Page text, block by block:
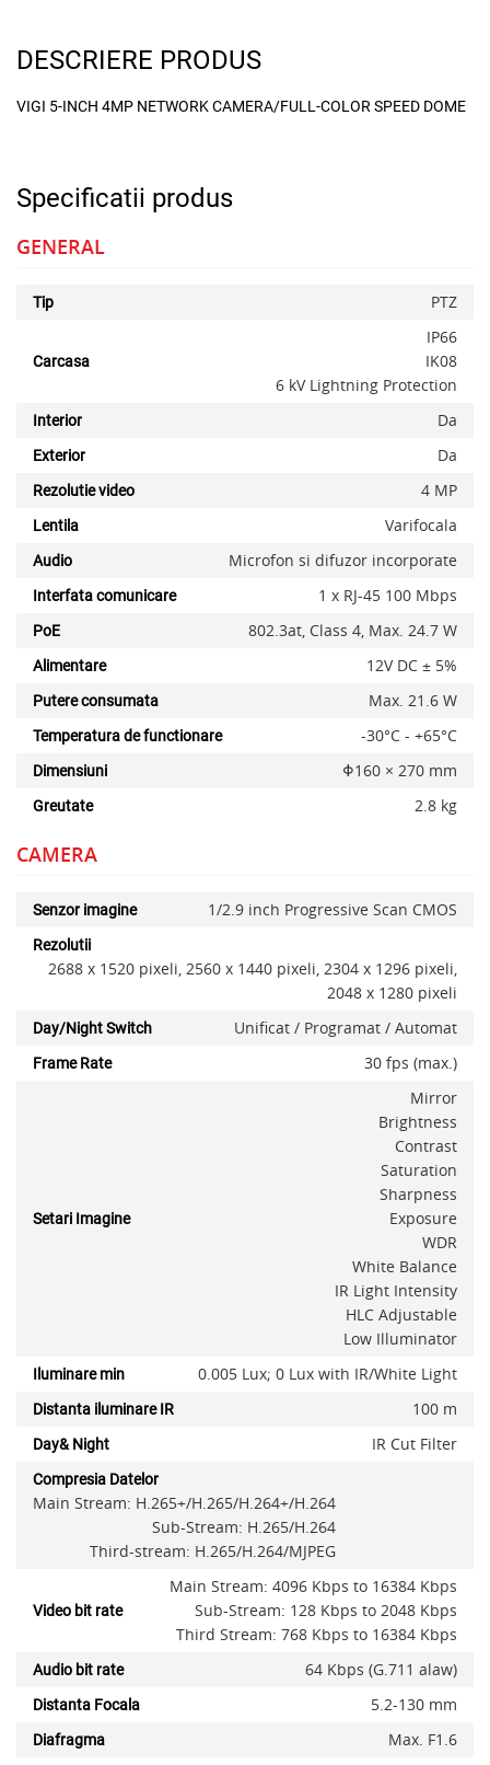
DESCRIERE PRODUS
VIGI 5-INCH 4MP NETWORK CAMERA/FULL-COLOR SPEED DOME
Specificatii produs
GENERAL
Tip PTZ
Carcasa
IP66
IK08
6 kV Lightning Protection
Interior Da
Exterior Da
Rezolutie video 4 MP
Lentila Varifocala
Audio Microfon si difuzor incorporate
Interfata comunicare 1 x RJ-45 100 Mbps
PoE 802.3at, Class 4, Max. 24.7 W
Alimentare 12V DC ± 5%
Putere consumata Max. 21.6 W
Temperatura de functionare -30°C - +65°C
Dimensiuni Φ160 × 270 mm
Greutate 2.8 kg
CAMERA
Senzor imagine 1/2.9 inch Progressive Scan CMOS
Rezolutii
2688 x 1520 pixeli, 2560 x 1440 pixeli, 2304 x 1296 pixeli,
2048 x 1280 pixeli
Day/Night Switch Unificat / Programat / Automat
Frame Rate 30 fps (max.)
Setari Imagine
Mirror
Brightness
Contrast
Saturation
Sharpness
Exposure
WDR
White Balance
IR Light Intensity
HLC Adjustable
Low Illuminator
Iluminare min 0.005 Lux; 0 Lux with IR/White Light
Distanta iluminare IR 100 m
Day& Night IR Cut Filter
Compresia Datelor
Main Stream: H.265+/H.265/H.264+/H.264
Sub-Stream: H.265/H.264
Third-stream: H.265/H.264/MJPEG
Video bit rate
Main Stream: 4096 Kbps to 16384 Kbps
Sub-Stream: 128 Kbps to 2048 Kbps
Third Stream: 768 Kbps to 16384 Kbps
Audio bit rate 64 Kbps (G.711 alaw)
Distanta Focala 5.2-130 mm
Diafragma
Max. F1.6